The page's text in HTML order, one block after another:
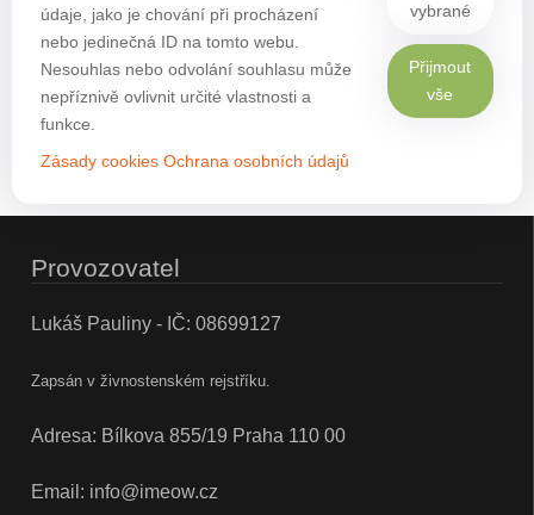
údaje, jako je chování při procházení
nebo jedinečná ID na tomto webu.
Nesouhlas nebo odvolání souhlasu může
nepříznivě ovlivnit určité vlastnosti a
funkce.
Zásady cookies Ochrana osobních údajů
vybrané
Přijmout
vše
Provozovatel
Lukáš Pauliny - IČ: 08699127
Zapsán v živnostenském rejstříku.
Adresa: Bílkova 855/19 Praha 110 00
Email: info@imeow.cz